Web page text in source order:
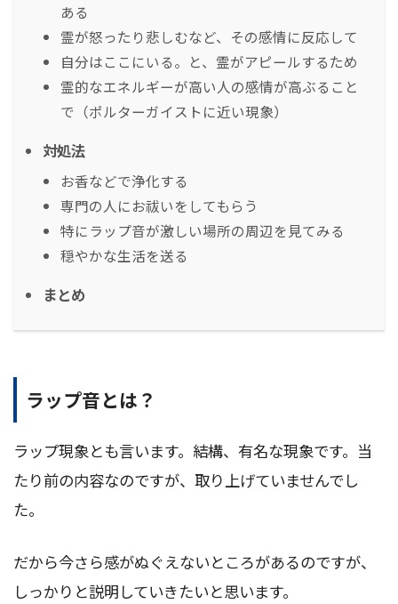
ある
霊が怒ったり悲しむなど、その感情に反応して
自分はここにいる。と、霊がアピールするため
霊的なエネルギーが高い人の感情が高ぶること
で（ポルターガイストに近い現象）
対処法
お香などで浄化する
専門の人にお祓いをしてもらう
特にラップ音が激しい場所の周辺を見てみる
穏やかな生活を送る
まとめ
ラップ音とは？
ラップ現象とも言います。結構、有名な現象です。当
たり前の内容なのですが、取り上げていませんでし
た。
だから今さら感がぬぐえないところがあるのですが、
しっかりと説明していきたいと思います。